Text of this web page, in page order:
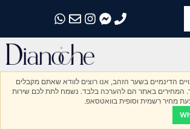
התקשרו אלינו
התקשרו אלינו
התקשרו אלינו
התקשרו אלינו
התקשרו אלינו
הדינמיים בשער הזהב, אנו רוצים לוודא שאתם מקבלים
המחירים באתר הם להערכה בלבד. נשמח לתת לכם שירות
מחיר רשמית וסופית בוואטסאפ.